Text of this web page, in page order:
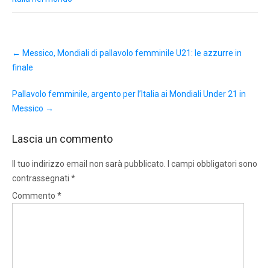
navigation
← Messico, Mondiali di pallavolo femminile U21: le azzurre in
finale
Pallavolo femminile, argento per l’Italia ai Mondiali Under 21 in
Messico →
Lascia un commento
Il tuo indirizzo email non sarà pubblicato.
I campi obbligatori sono
contrassegnati *
Commento *